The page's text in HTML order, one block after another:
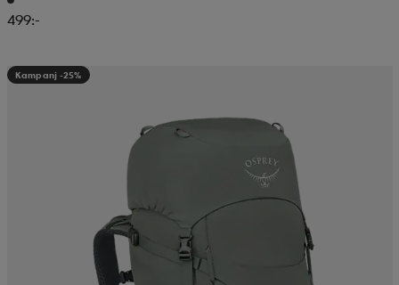
499:-
Kampanj -25%